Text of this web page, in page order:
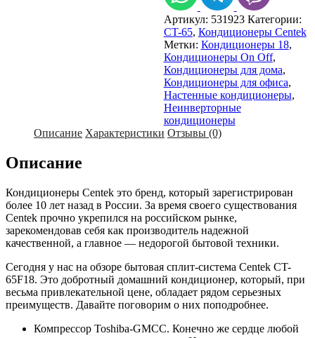
Артикул: 531923 Категории:
CT-65, Кондиционеры Centek
Метки: Кондиционеры 18,
Кондиционеры On Off,
Кондиционеры для дома,
Кондиционеры для офиса,
Настенные кондиционеры,
Неинверторные
кондиционеры
Описание Характеристики Отзывы (0)
Описание
Кондиционеры Centek это бренд, который зарегистрирован
более 10 лет назад в России. За время своего существования
Centek прочно укрепился на российском рынке,
зарекомендовав себя как производитель надежной
качественной, а главное — недорогой бытовой техники.
Сегодня у нас на обзоре бытовая сплит-система Centek CT-
65F18. Это добротный домашний кондиционер, который, при
весьма привлекательной цене, обладает рядом серьезных
преимуществ. Давайте поговорим о них поподробнее.
Компрессор Toshiba-GMCC. Конечно же сердце любой